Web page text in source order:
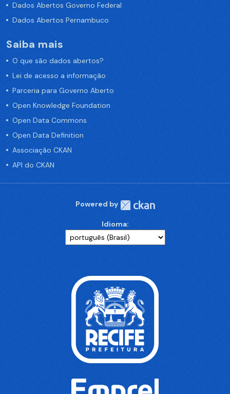
Dados Abertos Governo Federal
Dados Abertos Pernambuco
Saiba mais
O que são dados abertos?
Lei de acesso a informação
Parceria para Governo Aberto
Open Knowledge Foundation
Open Data Commons
Open Data Definition
Associação CKAN
API do CKAN
Powered by
Idioma